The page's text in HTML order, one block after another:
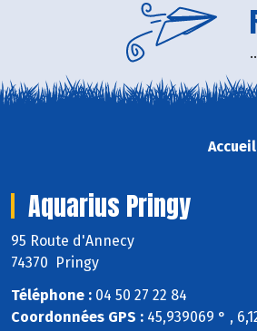
Accueil
Aquarius Pringy
95 Route d'Annecy
74370 Pringy
Téléphone : 04 50 27 22 84
Coordonnées GPS : 45,939069 ° ,